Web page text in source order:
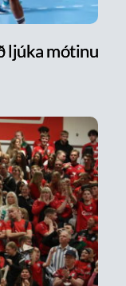
ljúka mótinu